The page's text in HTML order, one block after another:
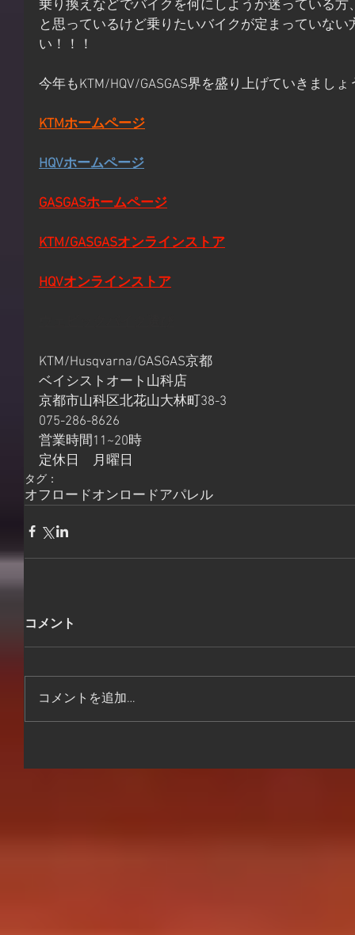
乗り換えなどでバイクを何にしようか迷っている
と思っているけど乗りたいバイクが定まっていな
い！！！
今年もKTM/HQV/GASGAS界を盛り上げていきましょ
KTMホームページ
HQVホームページ
GASGASホームページ
KTM/GASGASオンラインストア
HQVオンラインストア
KTM/Husqvarna/GASGAS京都
ベイシストオート山科店
京都市山科区北花山大林町38-3
075-286-8626
営業時間11~20時
定休日　月曜日
タグ：
オフロードオンロードアパレル
コメント
コメントを追加…